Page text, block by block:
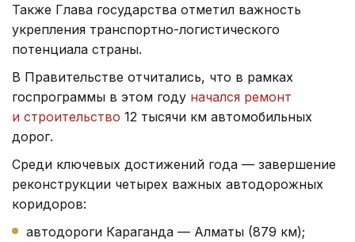
Также Глава государства отметил важность
укрепления транспортно-логистического
потенциала страны.
В Правительстве отчитались, что в рамках
госпрограммы в этом году начался ремонт
и строительство 12 тысячи км автомобильных
дорог.
Среди ключевых достижений года — завершение
реконструкции четырех важных автодорожных
коридоров:
автодороги Караганда — Алматы (879 км);